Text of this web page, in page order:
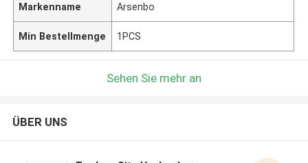
Markenname Arsenbo
Min Bestellmenge 1PCS
Sehen Sie mehr an
ÜBER UNS